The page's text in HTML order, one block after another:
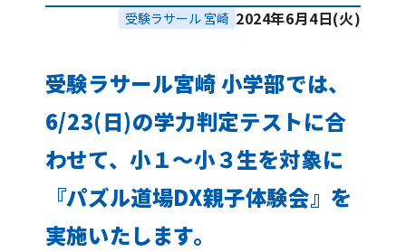
受験ラサール 宮崎 2024年6月4日(火)
受験ラサール宮崎 小学部では、
6/23(日)の学力判定テストに合
わせて、小１～小３生を対象に
『パズル道場DX親子体験会』を
実施いたします。